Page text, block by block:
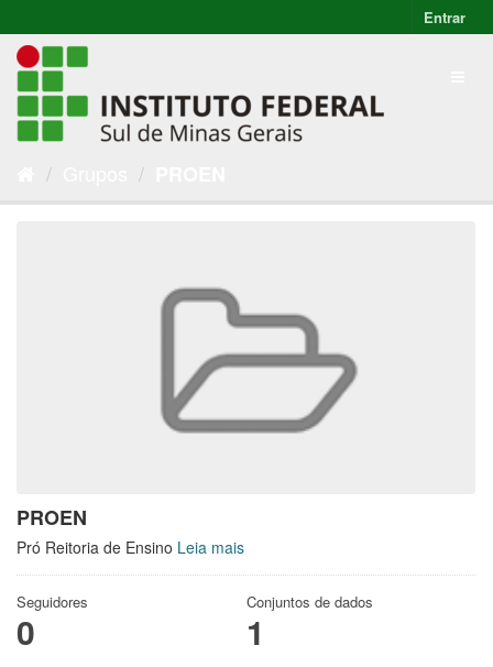
Entrar
PROEN
Pró Reitoria de Ensino Leia mais
Seguidores
0
Conjuntos de dados
1